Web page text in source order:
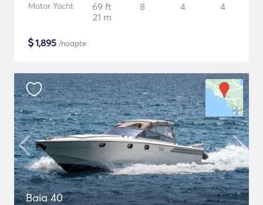
Motor Yacht
69 ft
21 m
8 4 4
$1,895 /noapte
Baia 40